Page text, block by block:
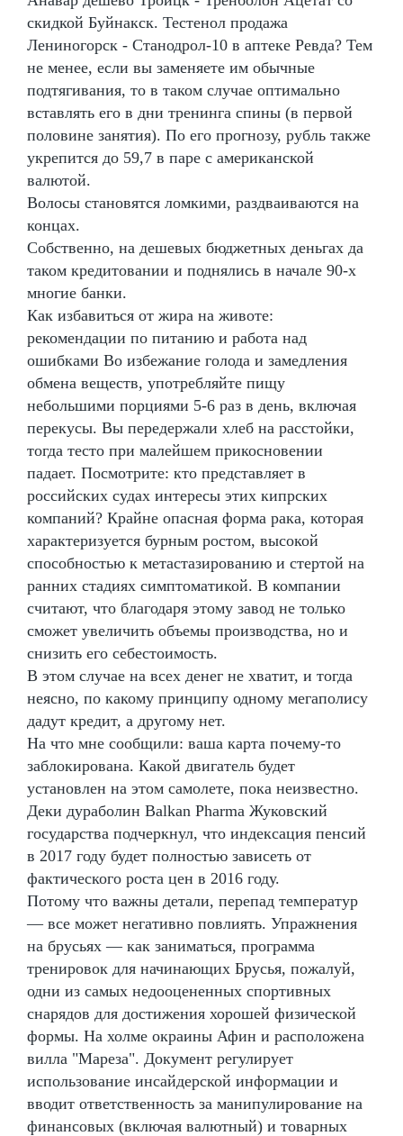
скидкой Буйнакск. Тестенол продажа
Лениногорск - Станодрол-10 в аптеке Ревда? Тем
не менее, если вы заменяете им обычные
подтягивания, то в таком случае оптимально
вставлять его в дни тренинга спины (в первой
половине занятия). По его прогнозу, рубль также
укрепится до 59,7 в паре с американской
валютой.
Волосы становятся ломкими, раздваиваются на
концах.
Собственно, на дешевых бюджетных деньгах да
таком кредитовании и поднялись в начале 90-х
многие банки.
Как избавиться от жира на животе:
рекомендации по питанию и работа над
ошибками Во избежание голода и замедления
обмена веществ, употребляйте пищу
небольшими порциями 5-6 раз в день, включая
перекусы. Вы передержали хлеб на расстойки,
тогда тесто при малейшем прикосновении
падает. Посмотрите: кто представляет в
российских судах интересы этих кипрских
компаний? Крайне опасная форма рака, которая
характеризуется бурным ростом, высокой
способностью к метастазированию и стертой на
ранних стадиях симптоматикой. В компании
считают, что благодаря этому завод не только
сможет увеличить объемы производства, но и
снизить его себестоимость.
В этом случае на всех денег не хватит, и тогда
неясно, по какому принципу одному мегаполису
дадут кредит, а другому нет.
На что мне сообщили: ваша карта почему-то
заблокирована. Какой двигатель будет
установлен на этом самолете, пока неизвестно.
Деки дураболин Balkan Pharma Жуковский
государства подчеркнул, что индексация пенсий
в 2017 году будет полностью зависеть от
фактического роста цен в 2016 году.
Потому что важны детали, перепад температур
— все может негативно повлиять. Упражнения
на брусьях — как заниматься, программа
тренировок для начинающих Брусья, пожалуй,
одни из самых недооцененных спортивных
снарядов для достижения хорошей физической
формы. На холме окраины Афин и расположена
вилла "Мареза". Документ регулирует
использование инсайдерской информации и
вводит ответственность за манипулирование на
финансовых (включая валютный) и товарных